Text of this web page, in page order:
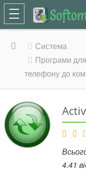
Система
Програми
телефону до
4.41